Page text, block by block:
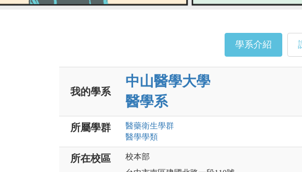
ColleGo! 大學選才與高中育才輔助系統
學系介紹
我的學系
中山醫學大學
醫學系
所屬學群 醫藥衛生學群
醫學學類
所在校區
校本部